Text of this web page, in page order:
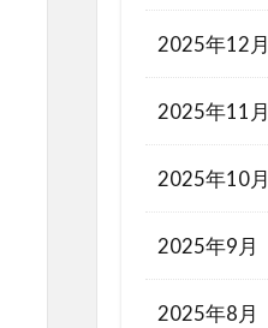
2025年12月
2025年11月
2025年10月
2025年9月
2025年8月